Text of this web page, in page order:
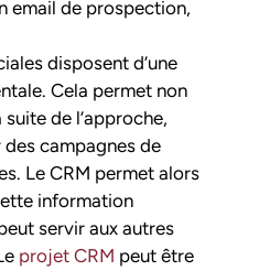
email de prospection,
disposent d’une
Cela permet non
de l’approche,
campagnes de
Le CRM permet alors
information
servir aux autres
projet CRM peut être